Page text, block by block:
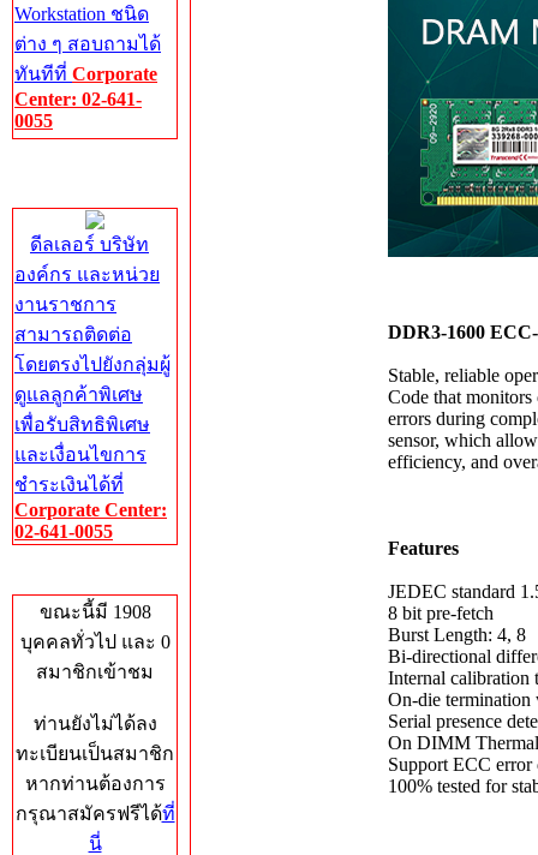
Workstation ชนิด
ต่าง ๆ สอบถามได้
ทันทีที่ Corporate
Center: 02-641-
0055
ดีลเลอร์ บริษัท
องค์กร และหน่วย
งานราชการ
สามารถติดต่อ
โดยตรงไปยังกลุ่มผู้
ดูแลลูกค้าพิเศษ
เพื่อรับสิทธิพิเศษ
และเงื่อนไขการ
ชำระเงินได้ที่
Corporate Center:
02-641-0055
ขณะนี้มี 1908
บุคคลทั่วไป และ 0
สมาชิกเข้าชม
ท่านยังไม่ได้ลง
ทะเบียนเป็นสมาชิก
หากท่านต้องการ
กรุณาสมัครฟรีได้ที่
นี่
DDR3-1600
Stable, reliable
Code that monitors
errors during
sensor, which
efficiency, and
Features
JEDEC standard
8 bit pre-fetch
Burst Length: 4, 8
Bi-directional
Internal calibration
On-die
Serial presence
On DIMM
Support ECC error
100% tested for